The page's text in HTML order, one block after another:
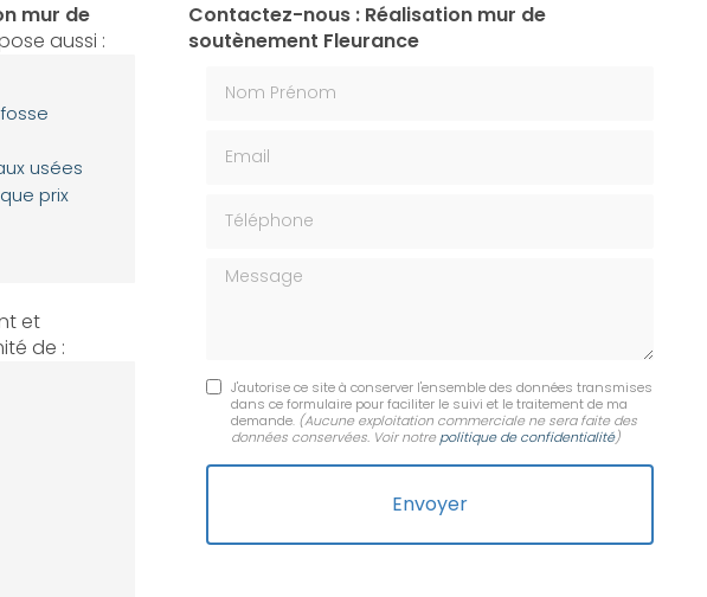
mur de
aussi :
usées
prix
et
de :
Contactez-nous : Réalisation mur de
soutènement Fleurance
Message
J'autorise ce site à conserver l'ensemble des données transmises
dans ce formulaire pour faciliter le suivi et le traitement de ma
demande. (Aucune exploitation commerciale ne sera faite des
données conservées. Voir notre politique de confidentialité)